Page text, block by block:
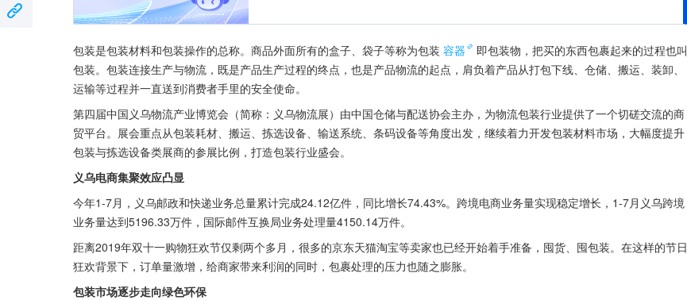
包装是包装材料和包装操作的总称。商品外面所有的盒子、袋子等称为包装 容器
即包装物，把买的东西包裹起来的过程也叫
包装。包装连接生产与物流，既是产品生产过程的终点，也是产品物流的起点，肩负着产品从打包下线、仓储、搬运、装卸、
运输等过程并一直送到消费者手里的安全使命。
第四届中国义乌物流产业博览会（简称：义乌物流展）由中国仓储与配送协会主办，为物流包装行业提供了一个切磋交流的商
贸平台。展会重点从包装耗材、搬运、拣选设备、输送系统、条码设备等角度出发，继续着力开发包装材料市场，大幅度提升
包装与拣选设备类展商的参展比例，打造包装行业盛会。
义乌电商集聚效应凸显
今年1-7月，义乌邮政和快递业务总量累计完成24.12亿件，同比增长74.43%。跨境电商业务量实现稳定增长，1-7月义乌跨境
业务量达到5196.33万件，国际邮件互换局业务处理量4150.14万件。
距离2019年双十一购物狂欢节仅剩两个多月，很多的京东天猫淘宝等卖家也已经开始着手准备，囤货、囤包装。在这样的节日
狂欢背景下，订单量激增，给商家带来利润的同时，包裹处理的压力也随之膨胀。
包装市场逐步走向绿色环保